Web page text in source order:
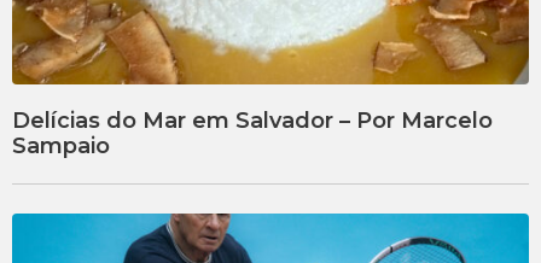
Delícias do Mar em Salvador – Por Marcelo
Sampaio